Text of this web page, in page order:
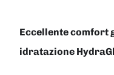
Eccellente comfort
idratazione